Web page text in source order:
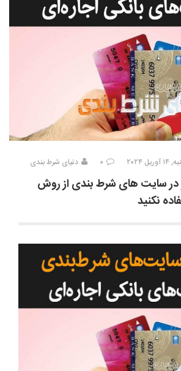
۲۰۲۴ ۰ دنیای شرط بندی
در سایت های شرط بندی از روش
نکنید